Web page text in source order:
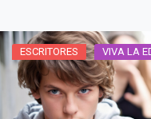
ESCRITORES VIVA LA